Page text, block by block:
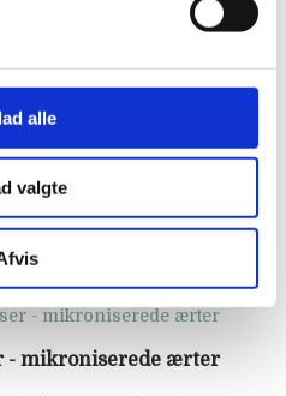
alle
valgte
igen sige, jeg er en
af jeres fantastiske
- mikroniserede ærter